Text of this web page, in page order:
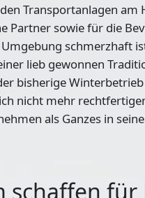
Transportanlagen am
Partner sowie für die
schmerzhaft
lieb gewonnen
bisherige
nicht mehr
als Ganzes in
schaffen für